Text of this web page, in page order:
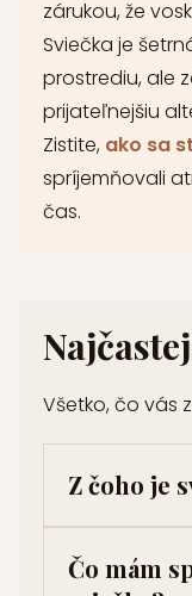
zárukou, že
Sviečka je
prostrediu, ale
prijateľnejšiu
Zistite, ako sa
spríjemňovali
čas.
Všetko, čo vás
Z čoho je
Sviečka je z
Čo mám